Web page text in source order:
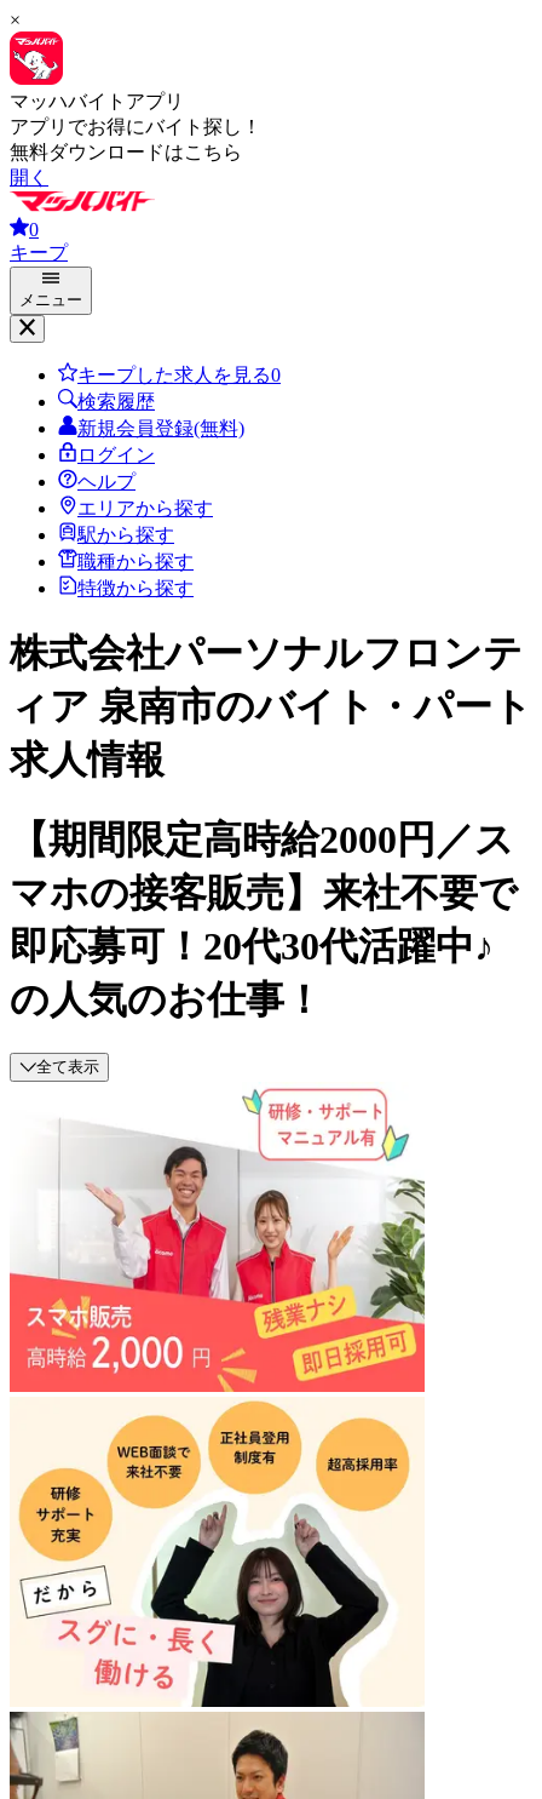
×
マッハバイトアプリ
アプリでお得にバイト探し！
無料ダウンロードはこちら
開く
0
キープ
メニュー
キープした求人を見る0
検索履歴
新規会員登録(無料)
ログイン
ヘルプ
エリアから探す
駅から探す
職種から探す
特徴から探す
株式会社パーソナルフロンテ
ィア 泉南市のバイト・パート
求人情報
【期間限定高時給2000円／ス
マホの接客販売】来社不要で
即応募可！20代30代活躍中♪
の人気のお仕事！
全て表示